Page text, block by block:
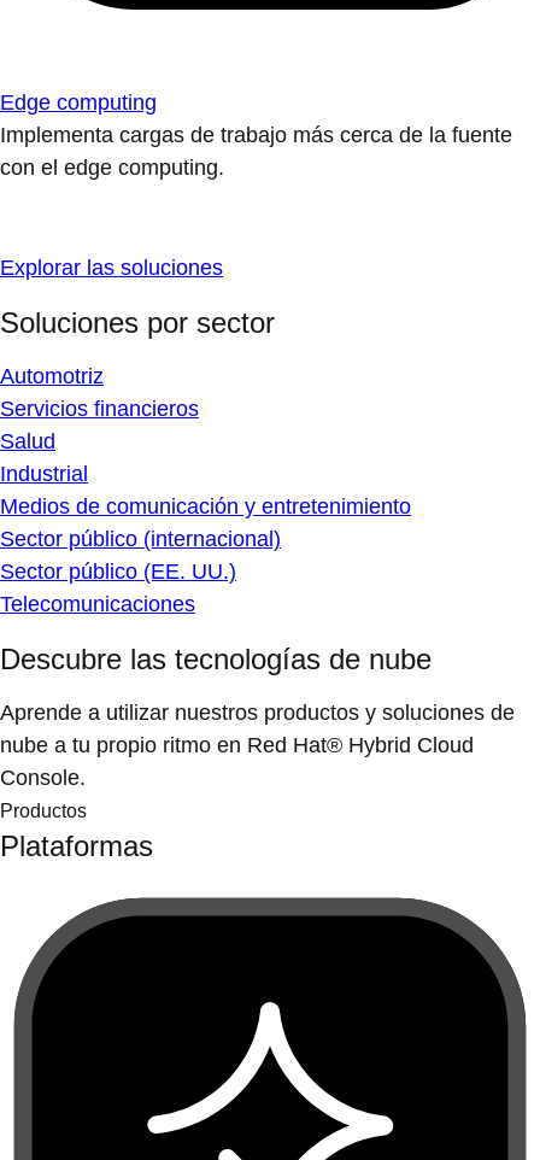
Edge computing
Implementa cargas de trabajo más cerca de la fuente
con el edge computing.
Explorar las soluciones
Soluciones por sector
Automotriz
Servicios financieros
Salud
Industrial
Medios de comunicación y entretenimiento
Sector público (internacional)
Sector público (EE. UU.)
Telecomunicaciones
Descubre las tecnologías de nube
Aprende a utilizar nuestros productos y soluciones de
nube a tu propio ritmo en Red Hat® Hybrid Cloud
Console.
Productos
Plataformas